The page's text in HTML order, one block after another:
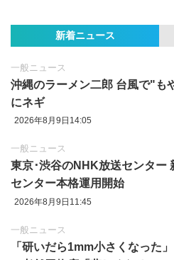
新着ニュース
一般ニュース
沖縄のラーメン二郎 台風で"も
にネギ
2026年8月9日14:05
一般ニュース
東京‪･‬渋谷のNHK放送センター
センター本格運用開始
2026年8月9日11:45
一般ニュース
「研いだら1mm小さくなった